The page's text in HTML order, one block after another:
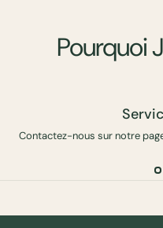
Pourquoi
Contactez-nous sur notre